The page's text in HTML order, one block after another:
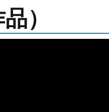
）